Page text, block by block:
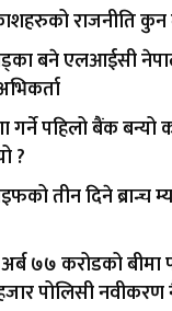
राजनीति कुन
बने एलआईसी
गर्ने पहिलो बैंक बन्यो
?
तीन दिने ब्रान्च
अर्ब ७७ करोडको बीमा
पोलिसी